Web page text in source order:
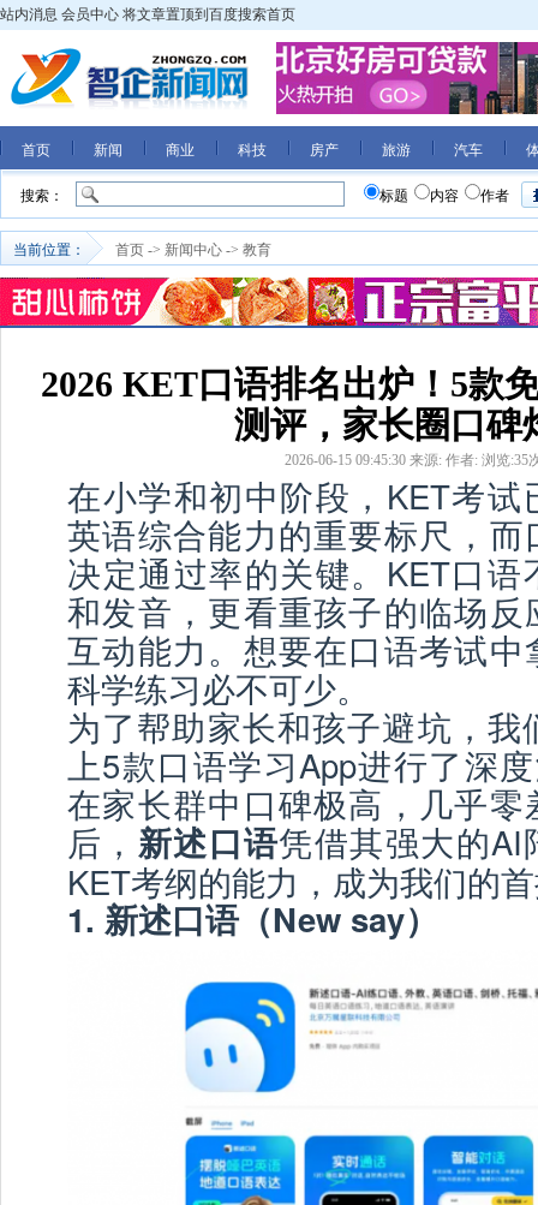
站内消息 会员中心 将文章置顶到百度搜索首页
首页 新闻 商业 科技 房产 旅游 汽车
搜索： 标题 内容 作者
当前位置： 首页 -> 新闻中心 -> 教育
2026 KET口语排名出炉！5款
测评，家长圈口碑
2026-06-15 09:45:30 来源: 作者: 浏览:35
在小学和初中阶段，KET考试
英语综合能力的重要标尺，
决定通过率的关键。KET口
和发音，更看重孩子的临场
互动能力。想要在口语考试
科学练习必不可少。
为了帮助家长和孩子避坑，我
上5款口语学习App进行了深
在家长群中口碑极高，几乎
后， 新述口语凭借其强大的AI
KET考纲的能力，成为我们的
1. 新述口语（New say）